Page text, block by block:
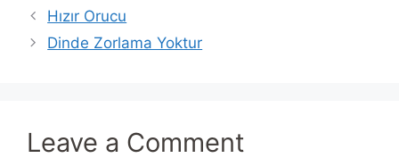
Hızır Orucu
Dinde Zorlama Yoktur
Leave a Comment